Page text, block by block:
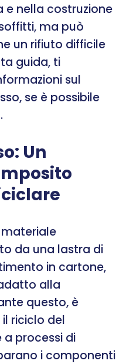
e nella costruzione
ma può
un rifiuto difficile
guida, ti
sul
se è possibile
Un
da una lastra di
in cartone,
alla
questo, è
riciclo del
a processi di
i componenti